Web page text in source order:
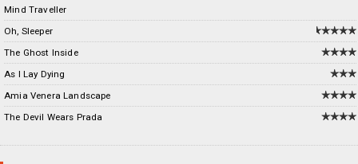
Mind Traveller
Oh, Sleeper
The Ghost Inside
As I Lay Dying
Amia Venera Landscape
The Devil Wears Prada